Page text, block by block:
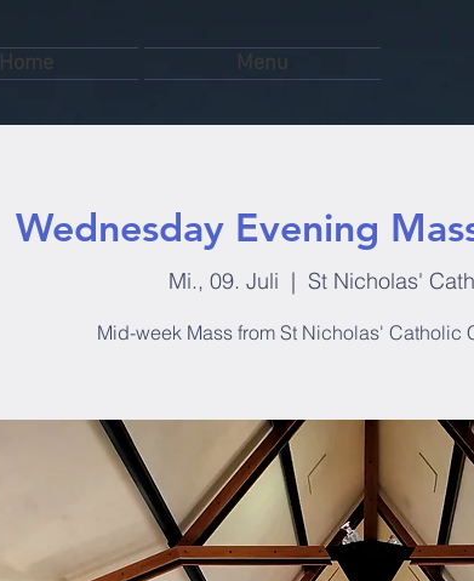
Home Menu
Wednesday Evening
Mi., 09. Juli
  |
St Nicholas'
Mid-week Mass from St Nicholas' Catholic